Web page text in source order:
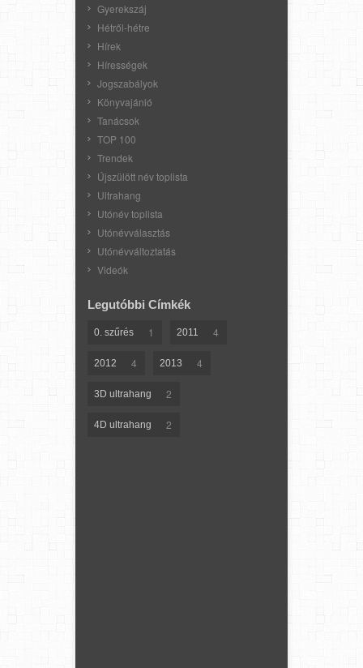
Gyerekszáj
Hétről-hétre
Hírek
Hírességek
Jogszabályok
Könyvajánló
Tanácsok
TOP 100
Trendek
Újszülött név toplista
Ultrahang
Utónév toplista
Utónévválasztás
Utónévváltoztatás
Videók
Legutóbbi Címkék
0. szűrés 1 2011 4
2012 4 2013 4
3D ultrahang 2
4D ultrahang 2